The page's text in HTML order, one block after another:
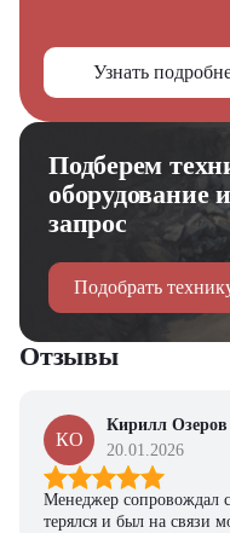
Узнать
Подберем
оборудование
запрос
Подобрать
Отзывы
КО
Кирилл Озеров
20.01.2026
Менеджер сопровождал
терялся и был на связи